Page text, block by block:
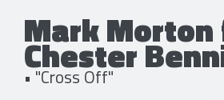
Mark
Chester
• "Cross Off"